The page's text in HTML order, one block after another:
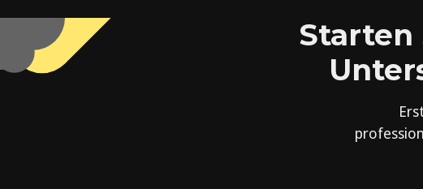
Starten